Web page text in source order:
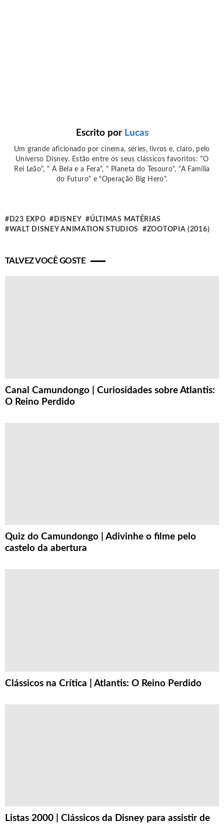
Escrito por Lucas
Um grande aficionado por cinema, séries, livros e, claro, pelo
Universo Disney. Estão entre os seus clássicos favoritos: "O
Rei Leão", " A Bela e a Fera", " Planeta do Tesouro", "A Família
do Futuro" e "Operação Big Hero".
D23 EXPO DISNEY
ÚLTIMAS MATÉRIAS
WALT DISNEY ANIMATION STUDIOS
ZOOTOPIA (2016)
TALVEZ VOCÊ GOSTE
Canal Camundongo | Curiosidades sobre Atlantis:
O Reino Perdido
Quiz do Camundongo | Adivinhe o filme pelo
castelo da abertura
Clássicos na Crítica | Atlantis: O Reino Perdido
Listas 2000 | Clássicos da Disney para assistir de